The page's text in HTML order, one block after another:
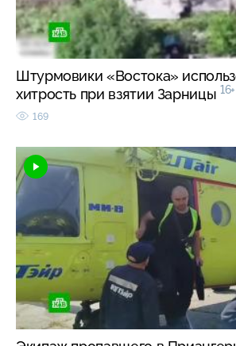
Штурмовики «Востока»
хитрость при взятии Зарницы 16+
169